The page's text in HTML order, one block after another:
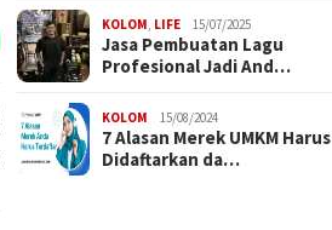
KOLOM LIFE 15/07/2025
Jasa Pembuatan Lagu
Profesional Jadi And…
KOLOM 15/08/2024
7 Alasan Merek UMKM Harus
Didaftarkan da…